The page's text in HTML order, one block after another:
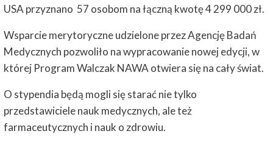
USA przyznano 57 osobom na łączną kwotę 4 299 000 zł.
Wsparcie merytoryczne udzielone przez Agencję Badań
Medycznych pozwoliło na wypracowanie nowej edycji, w
której Program Walczak NAWA otwiera się na cały świat.
O stypendia będą mogli się starać nie tylko
przedstawiciele nauk medycznych, ale też
farmaceutycznych i nauk o zdrowiu.